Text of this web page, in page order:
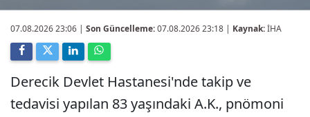
07.08.2026 23:06 | Son Güncelleme:07.08.2026 23:18 | Kaynak:İHA
Derecik Devlet Hastanesi'nde takip ve
tedavisi yapılan 83 yaşındaki A.K., pnömoni